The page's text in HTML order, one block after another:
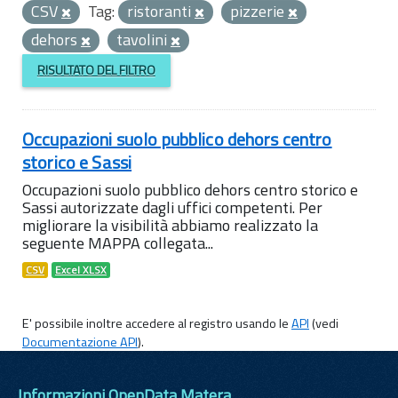
CSV
Tag: ristoranti
pizzerie
dehors
tavolini
RISULTATO DEL FILTRO
Occupazioni suolo pubblico dehors centro
storico e Sassi
Occupazioni suolo pubblico dehors centro storico e
Sassi autorizzate dagli uffici competenti. Per
migliorare la visibilità abbiamo realizzato la
seguente MAPPA collegata...
CSV Excel XLSX
E' possibile inoltre accedere al registro usando leAPI(vedi
Documentazione API).